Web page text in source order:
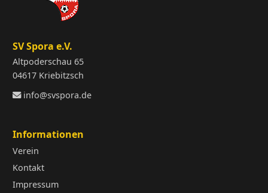
SV Spora e.V.
Altpoderschau 65
04617 Kriebitzsch
info@svspora.de
Informationen
Verein
Kontakt
Impressum